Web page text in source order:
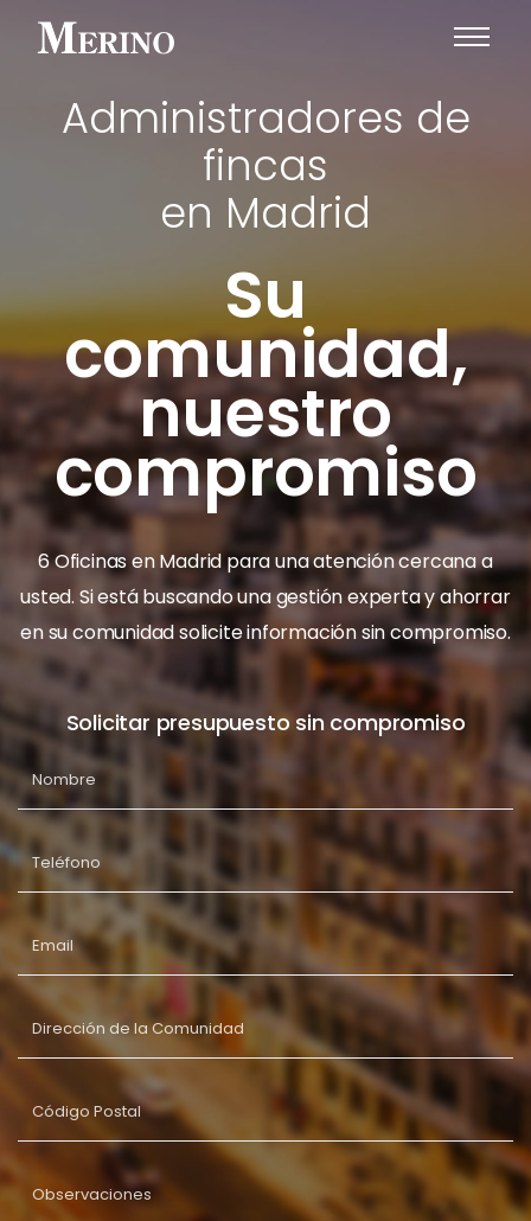
Administradores de
fincas
en Madrid
Su
comunidad,
nuestro
compromiso
6 Oficinas en Madrid para una atención cercana a
usted. Si está buscando una gestión experta y ahorrar
en su comunidad solicite información sin compromiso.
Solicitar presupuesto sin compromiso